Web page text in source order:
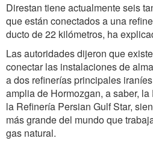
Direstan tiene actualmente seis
que están conectados a una
ducto de 22 kilómetros, ha
Las autoridades dijeron que
conectar las instalaciones de
a dos refinerías principales
amplia de Hormozgan, a saber,
la Refinería Persian Gulf Star,
más grande del mundo que
gas natural.